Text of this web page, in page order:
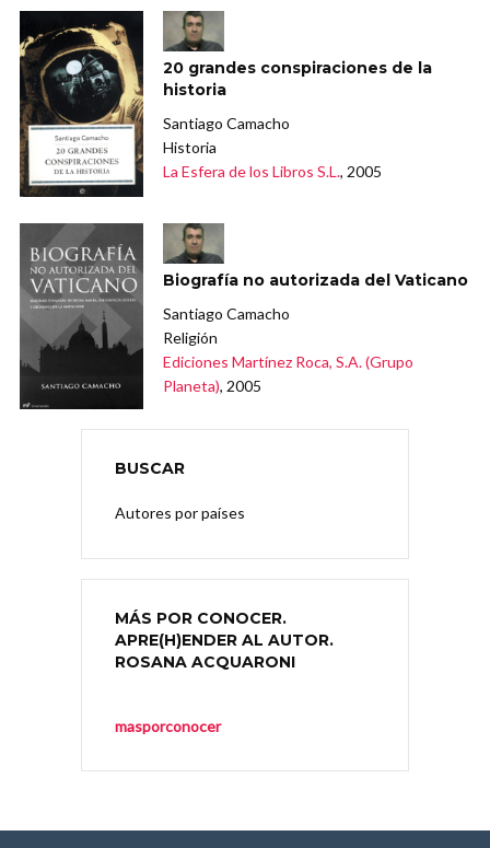
20 grandes conspiraciones de la
historia
Santiago Camacho
Historia
La Esfera de los Libros S.L., 2005
Biografía no autorizada del Vaticano
Santiago Camacho
Religión
Ediciones Martínez Roca, S.A. (Grupo
Planeta), 2005
BUSCAR
Autores por países
MÁS POR CONOCER.
APRE(H)ENDER AL AUTOR.
ROSANA ACQUARONI
masporconocer